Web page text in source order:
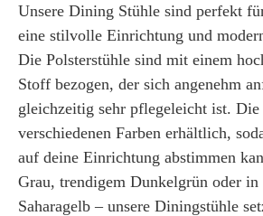
Unsere Dining Stühle sind perfekt
eine stilvolle Einrichtung und
Die Polsterstühle sind mit einem
Stoff bezogen, der sich angenehm
gleichzeitig sehr pflegeleicht ist.
verschiedenen Farben erhältlich,
auf deine Einrichtung abstimmen
Grau, trendigem Dunkelgrün oder in
Saharagelb – unsere Diningstühle